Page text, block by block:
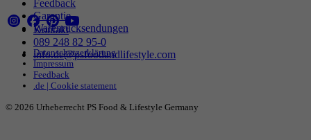
Feedback
Garantie
Warenrücksendungen
Kontakt
089 248 82 95-0
info.de@psfoodandlifestyle.com
Datenschutzerklärung
Impressum
Feedback
.de | Cookie statement
© 2026 Urheberrecht PS Food & Lifestyle Germany